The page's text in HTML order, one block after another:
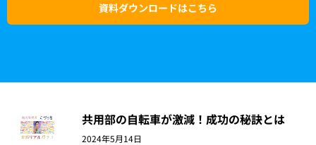
資料ダウンロードはこちら
共用部の自転車が激減！成功の秘訣とは
2024年5月14日